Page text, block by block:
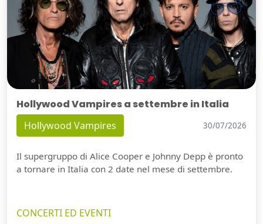
Hollywood Vampires a settembre in Italia
Hollywood Vampires 30/07/2026
Il supergruppo di Alice Cooper e Johnny Depp è pronto
a tornare in Italia con 2 date nel mese di settembre.
CONCERTI ED EVENTI